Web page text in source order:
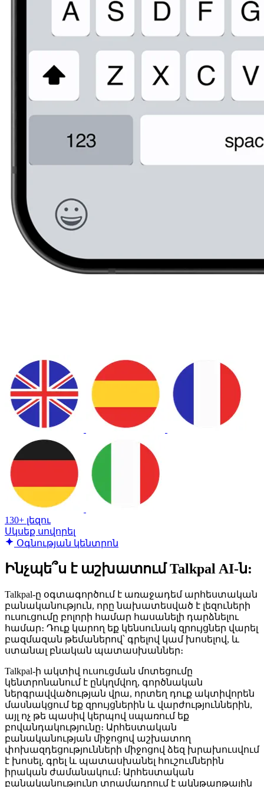
130+ լեզու
Սկսեք սովորել
Օգնության կենտրոն
Ինչպե՞ս է աշխատում Talkpal AI-ն:
Talkpal-ը օգտագործում է առաջադեմ արհեստական
​​բանականություն, որը նախատեսված է լեզուների
ուսուցումը բոլորի համար հասանելի դարձնելու
համար։ Դուք կարող եք կենսունակ զրույցներ վարել
բազմազան թեմաներով՝ գրելով կամ խոսելով, և
ստանալ բնական պատասխաններ։
Talkpal-ի ակտիվ ուսուցման մոտեցումը
կենտրոնանում է ընկղմվող, գործնական
ներգրավվածության վրա, որտեղ դուք ակտիվորեն
մասնակցում եք զրույցներին և վարժություններին,
այլ ոչ թե պասիվ կերպով սպառում եք
բովանդակությունը։ Արհեստական ​​
բանականության միջոցով աշխատող
փոխազդեցությունների միջոցով ձեզ խրախուսվում
է խոսել, գրել և պատասխանել հուշումներին
իրական ժամանակում։ Արհեստական ​​
բանականությունը տրամադրում է ակնթարթային